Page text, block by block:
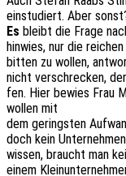
einstu­diert. Aber
Es bleibt die Frage
hinwies, nur die
bitten zu wollen,
nicht verschre­cken,
fen. Hier bewies Frau
wollen mit
dem gerings­ten
doch kein
wissen, braucht man
einem